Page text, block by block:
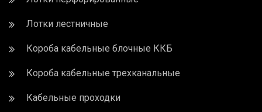
Лотки лестничные
Короба кабельные блочные ККБ
Короба кабельные трехканальные
Кабельные проходки